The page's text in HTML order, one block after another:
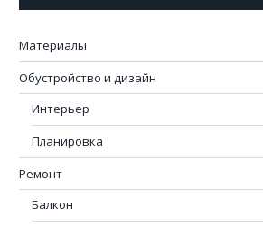
Материалы
Обустройство и дизайн
Интерьер
Планировка
Ремонт
Балкон